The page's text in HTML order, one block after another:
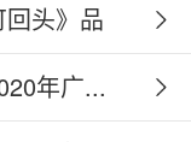
头》品
年广...